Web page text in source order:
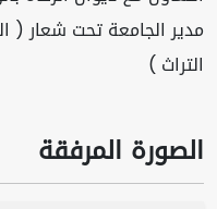
مدير الجامعة تحت شعار (
التراث )
الصورة المرفقة